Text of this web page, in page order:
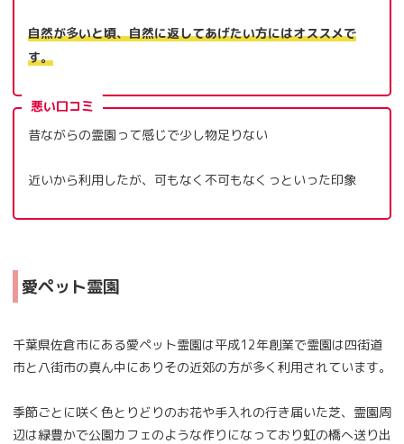
自然が多いと頃、自然に返してあげたい方にはオススメで
す。
悪い口コミ
昔ながらの霊園って感じで少し物足りない
近いから利用したが、可もなく不可もなくっといった印象
愛ペット霊園
千葉県佐倉市にある愛ペット霊園は平成12年創業で霊園は四街道
市と八街市の真ん中にありその近郊の方が多く利用されています。
季節ごとに咲く色とりどりのお花や手入れの行き届いた芝、霊園周
辺は緑豊かで公園カフェのような作りになっており虹の橋へ送り出